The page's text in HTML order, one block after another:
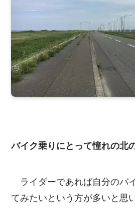
バイク乗りにとって憧れの
ライダーであれば自分のバ
てみたいという方が多いと思